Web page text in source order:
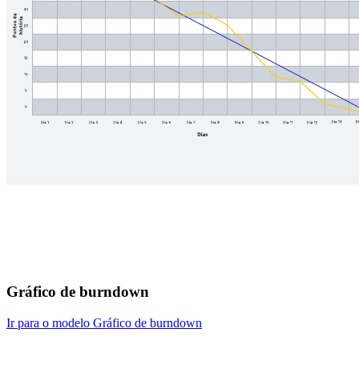
Gráfico de burndown
Ir para o modelo Gráfico de burndown